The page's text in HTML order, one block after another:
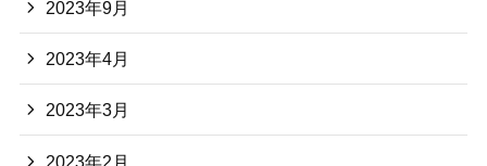
2023年9月
2023年4月
2023年3月
2023年2月